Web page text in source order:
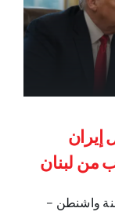
إيران
من لبنان
واشنطن –